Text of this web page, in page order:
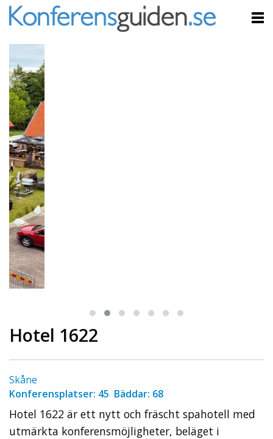
Hotel 1622
Skåne
Konferensplatser: 45 Bäddar: 68
Hotel 1622 är ett nytt och fräscht spahotell med
utmärkta konferensmöjligheter, beläget i